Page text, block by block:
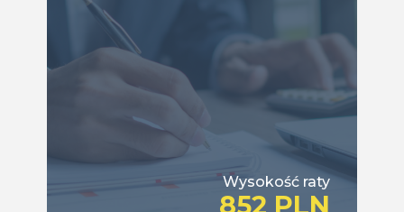
Wysokość raty
852 PLN